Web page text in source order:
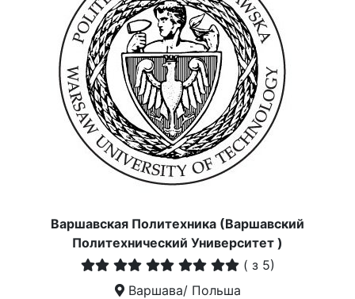
Варшавская Политехника (Варшавский
Политехнический Университет )
( з 5)
Варшава/ Польша